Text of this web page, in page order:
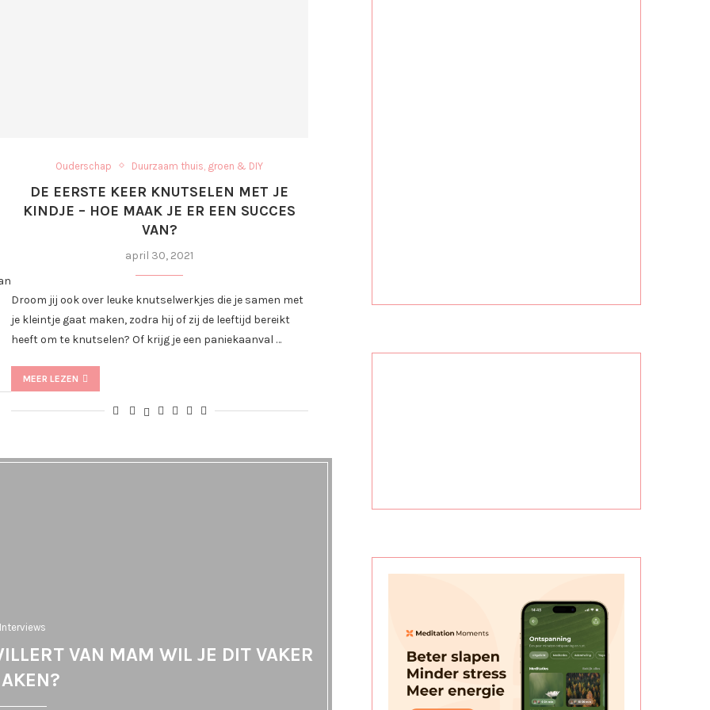
Ouderschap Duurzaam thuis, groen & DIY
DE EERSTE KEER KNUTSELEN MET JE
KINDJE – HOE MAAK JE ER EEN SUCCES
VAN?
april 30, 2021
Droom jij ook over leuke knutselwerkjes die je samen met
je kleintje gaat maken, zodra hij of zij de leeftijd bereikt
heeft om te knutselen? Of krijg je een paniekaanval …
MEER LEZEN
Interviews
VAN MAM WIL JE DIT VAKER